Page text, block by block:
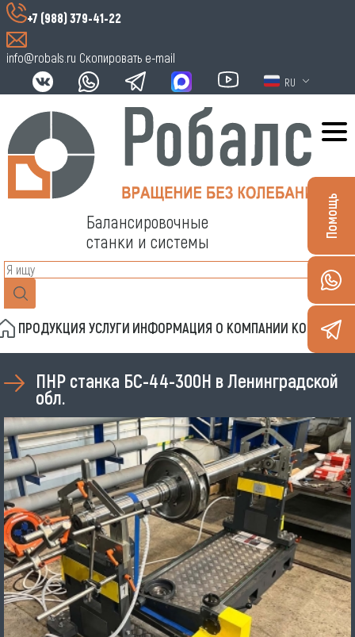
+7 (988) 379-41-22
info@robals.ru Скопировать e-mail
RU
Балансировочные
станки и системы
ПРОДУКЦИЯ УСЛУГИ ИНФОРМАЦИЯ О КОМПАНИИ КОНТАКТЫ
ПНР станка БС-44-300Н в Ленинградской
обл.
Помощь